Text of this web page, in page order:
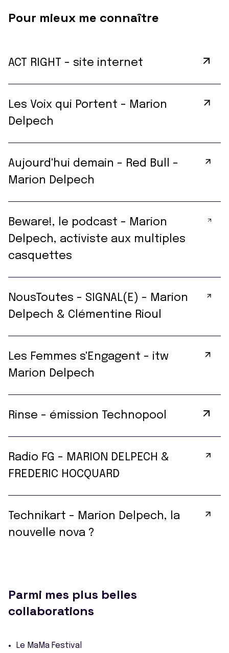
Pour mieux me connaître
ACT RIGHT - site internet
Les Voix qui Portent - Marion
Delpech
Aujourd'hui demain - Red Bull -
Marion Delpech
Beware!, le podcast - Marion
Delpech, activiste aux multiples
casquettes
NousToutes - SIGNAL(E) - Marion
Delpech & Clémentine Rioul
Les Femmes s'Engagent - itw
Marion Delpech
Rinse - émission Technopool
Radio FG - MARION DELPECH &
FREDERIC HOCQUARD
Technikart - Marion Delpech, la
nouvelle nova ?
Parmi mes plus belles
collaborations
Le MaMa Festival